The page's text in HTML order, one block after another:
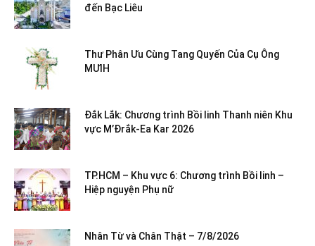
đến Bạc Liêu
Thư Phân Ưu Cùng Tang Quyến Của Cụ Ông
MƯIH
Đắk Lắk: Chương trình Bồi linh Thanh niên Khu
vực M’Đrắk-Ea Kar 2026
TP.HCM – Khu vực 6: Chương trình Bồi linh –
Hiệp nguyện Phụ nữ
Nhân Từ và Chân Thật – 7/8/2026